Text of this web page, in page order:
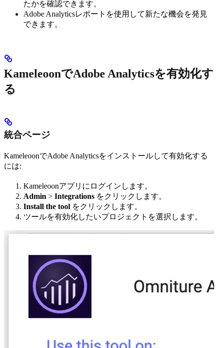
たかを確認できます。
Adobe Analyticsレポートを使用して新たな機会を発見
できます。
KameleoonでAdobe Analyticsを有効化す
る
統合ページ
KameleoonでAdobe Analyticsをインストールして有効化する
には:
Kameleoonアプリにログインします。
Admin > Integrations をクリックします。
Install the tool をクリックします。
ツールを有効化したいプロジェクトを選択します。